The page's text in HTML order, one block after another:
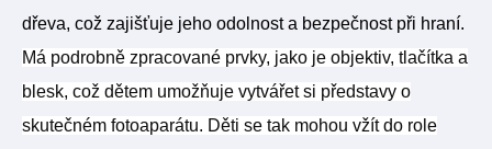
dřeva, což zajišťuje jeho odolnost a bezpečnost při hraní.
Má podrobně zpracované prvky, jako je objektiv, tlačítka a
blesk, což dětem umožňuje vytvářet si představy o
skutečném fotoaparátu. Děti se tak mohou vžít do role